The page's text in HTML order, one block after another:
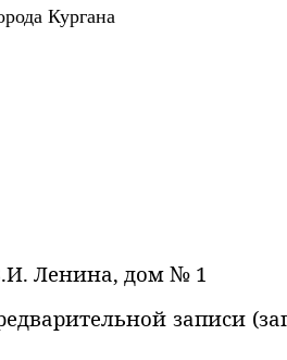
города Кургана
Ленина, дом № 1
записи